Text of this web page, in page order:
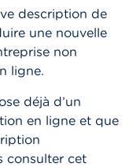
description de
une nouvelle
non
ligne.
déjà d’un
en ligne et que
consulter cet